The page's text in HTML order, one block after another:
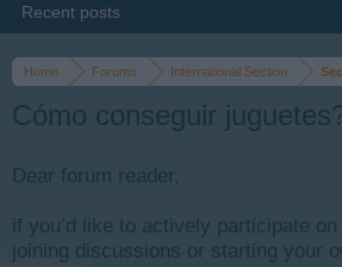
Home Forums International Section
Cómo conseguir
Dear forum reader,
if you’d like to actively participate
joining discussions or starting your
Recent posts